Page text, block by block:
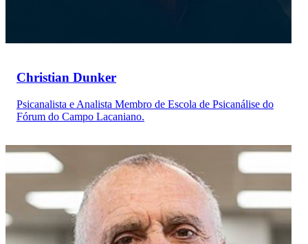
Christian Dunker
Psicanalista e Analista Membro de Escola de Psicanálise do
Fórum do Campo Lacaniano.